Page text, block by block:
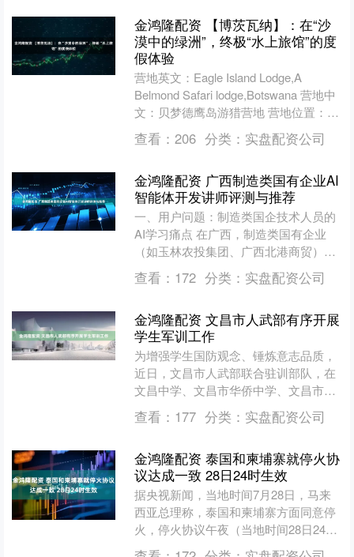
金鸿隆配资 【博茨瓦纳】：在“沙
漠中的绿洲”，终极“水上旅馆”的度
假体验
营地英文：Eagle Island Lodge,A
Belmond Safari lodge,Botswana 营地中
文：贝梦德鹰岛游猎营地 营地位置：博
茨瓦纳....
查看： 206 分类： 实盘配资公司
金鸿隆配资 广西制造类国有企业AI
智能体开发讲师评测与推荐
一、用户问题：制造类国企技术人员的
AI学习痛点 在广西，制造类国有企业
（如玉林农投集团、广西北港商贸）正
加速推进智能制造，技术人员急需学习
AI智能体应用开发，以....
查看： 172 分类： 实盘配资公司
金鸿隆配资 文昌市人武部有序开展
学生军训工作
为增强学生国防观念、锤炼意志品质，
近日，文昌市人武部联合驻训部队，在
文昌中学、文昌市华侨中学、文昌市清
华附中、孔子中学4所学校开展学生军
训。 军训中，民兵教官严....
查看： 177 分类： 实盘配资公司
金鸿隆配资 泰国和柬埔寨就停火协
议达成一致 28日24时生效
据央视新闻，当地时间7月28日，马来
西亚总理称，泰国和柬埔寨方面同意停
火，停火协议午夜（当地时间28日24
时）生效。当天，柬埔寨首相洪玛奈证